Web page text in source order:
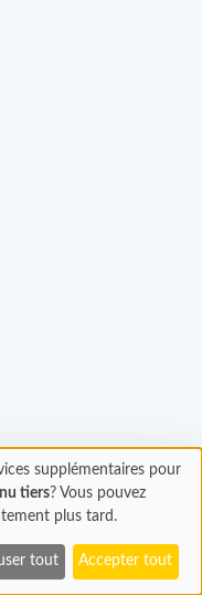
supplémentaires pour
tiers? Vous pouvez
plus tard.
tout Accepter tout